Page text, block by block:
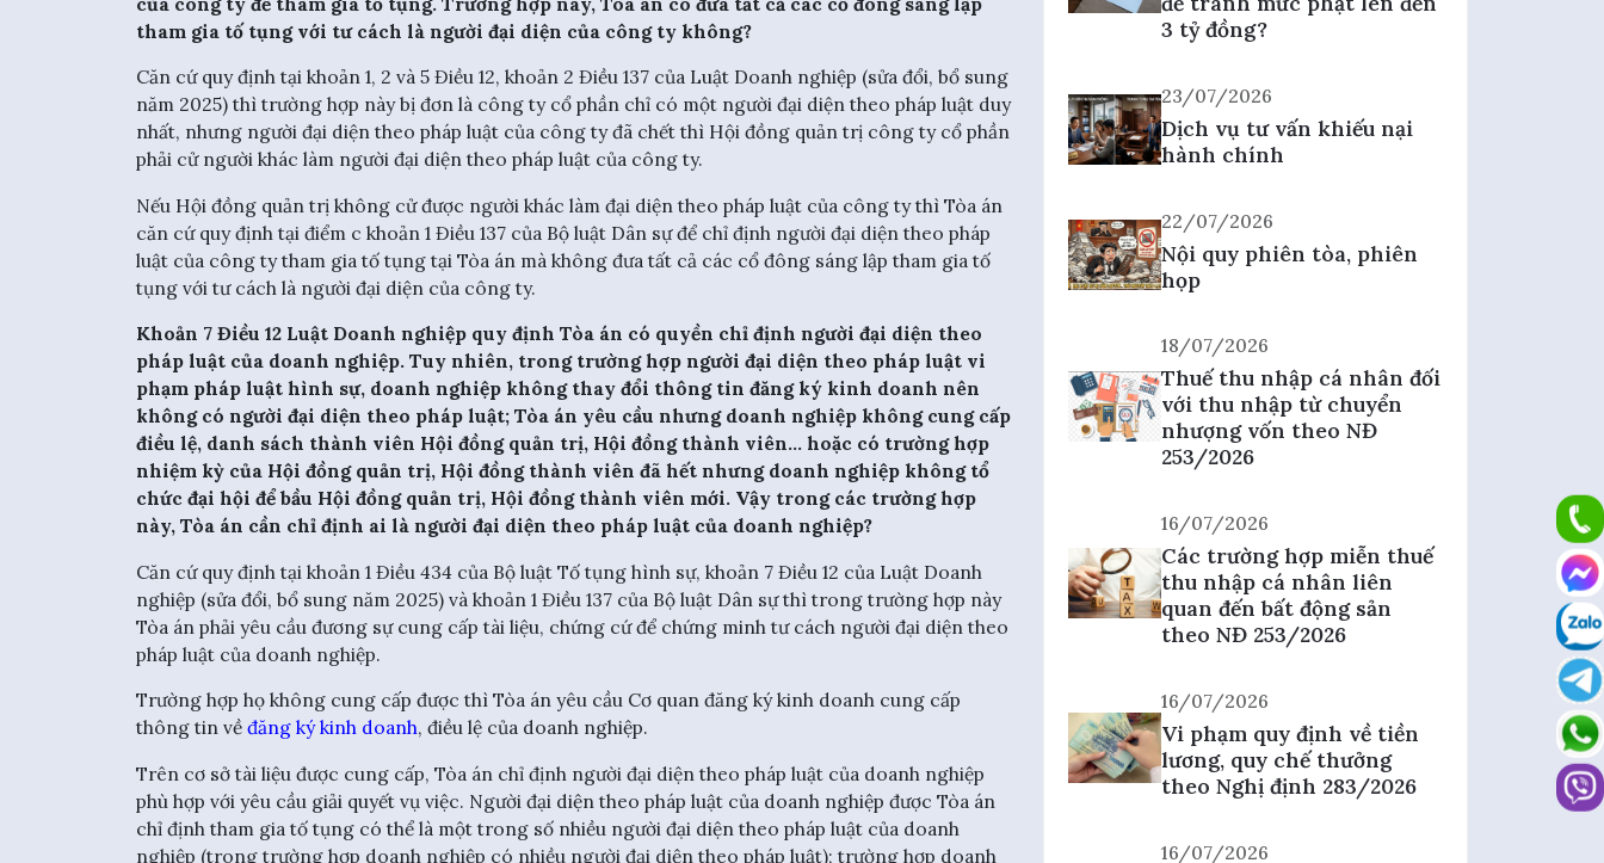
tham gia tố tụng với tư cách là người đại diện của công ty không?
Căn cứ quy định tại khoản 1, 2 và 5 Điều 12, khoản 2 Điều 137 của Luật Doanh nghiệp (sửa đổi, bổ sung
năm 2025) thì trường hợp này bị đơn là công ty cổ phần chỉ có một người đại diện theo pháp luật duy
nhất, nhưng người đại diện theo pháp luật của công ty đã chết thì Hội đồng quản trị công ty cổ phần
phải cử người khác làm người đại diện theo pháp luật của công ty.
Nếu Hội đồng quản trị không cử được người khác làm đại diện theo pháp luật của công ty thì Tòa án
căn cứ quy định tại điểm c khoản 1 Điều 137 của Bộ luật Dân sự để chỉ định người đại diện theo pháp
luật của công ty tham gia tố tụng tại Tòa án mà không đưa tất cả các cổ đông sáng lập tham gia tố
tụng với tư cách là người đại diện của công ty.
Khoản 7 Điều 12 Luật Doanh nghiệp quy định Tòa án có quyền chỉ định người đại diện theo
pháp luật của doanh nghiệp. Tuy nhiên, trong trường hợp người đại diện theo pháp luật vi
phạm pháp luật hình sự, doanh nghiệp không thay đổi thông tin đăng ký kinh doanh nên
không có người đại diện theo pháp luật; Tòa án yêu cầu nhưng doanh nghiệp không cung cấp
điều lệ, danh sách thành viên Hội đồng quản trị, Hội đồng thành viên... hoặc có trường hợp
nhiệm kỳ của Hội đồng quản trị, Hội đồng thành viên đã hết nhưng doanh nghiệp không tổ
chức đại hội để bầu Hội đồng quản trị, Hội đồng thành viên mới. Vậy trong các trường hợp
này, Tòa án cần chỉ định ai là người đại diện theo pháp luật của doanh nghiệp?
Căn cứ quy định tại khoản 1 Điều 434 của Bộ luật Tố tụng hình sự, khoản 7 Điều 12 của Luật Doanh
nghiệp (sửa đổi, bổ sung năm 2025) và khoản 1 Điều 137 của Bộ luật Dân sự thì trong trường hợp này
Tòa án phải yêu cầu đương sự cung cấp tài liệu, chứng cứ để chứng minh tư cách người đại diện theo
pháp luật của doanh nghiệp.
Trường hợp họ không cung cấp được thì Tòa án yêu cầu Cơ quan đăng ký kinh doanh cung cấp
thông tin về đăng ký kinh doanh, điều lệ của doanh nghiệp.
Trên cơ sở tài liệu được cung cấp, Tòa án chỉ định người đại diện theo pháp luật của doanh nghiệp
phù hợp với yêu cầu giải quyết vụ việc. Người đại diện theo pháp luật của doanh nghiệp được Tòa án
chỉ định tham gia tố tụng có thể là một trong số nhiều người đại diện theo pháp luật của doanh
nghiệp (trong trường hợp doanh nghiệp có nhiều người đại diện theo pháp luật); trường hợp doanh
3 tỷ đồng?
23/07/2026
Dịch vụ tư vấn khiếu nại
hành chính
22/07/2026
Nội quy phiên tòa, phiên
họp
18/07/2026
Thuế thu nhập cá nhân đối
với thu nhập từ chuyển
nhượng vốn theo NĐ
253/2026
16/07/2026
Các trường hợp miễn thuế
thu nhập cá nhân liên
quan đến bất động sản
theo NĐ 253/2026
16/07/2026
Vi phạm quy định về tiền
lương, quy chế thưởng
theo Nghị định 283/2026
16/07/2026